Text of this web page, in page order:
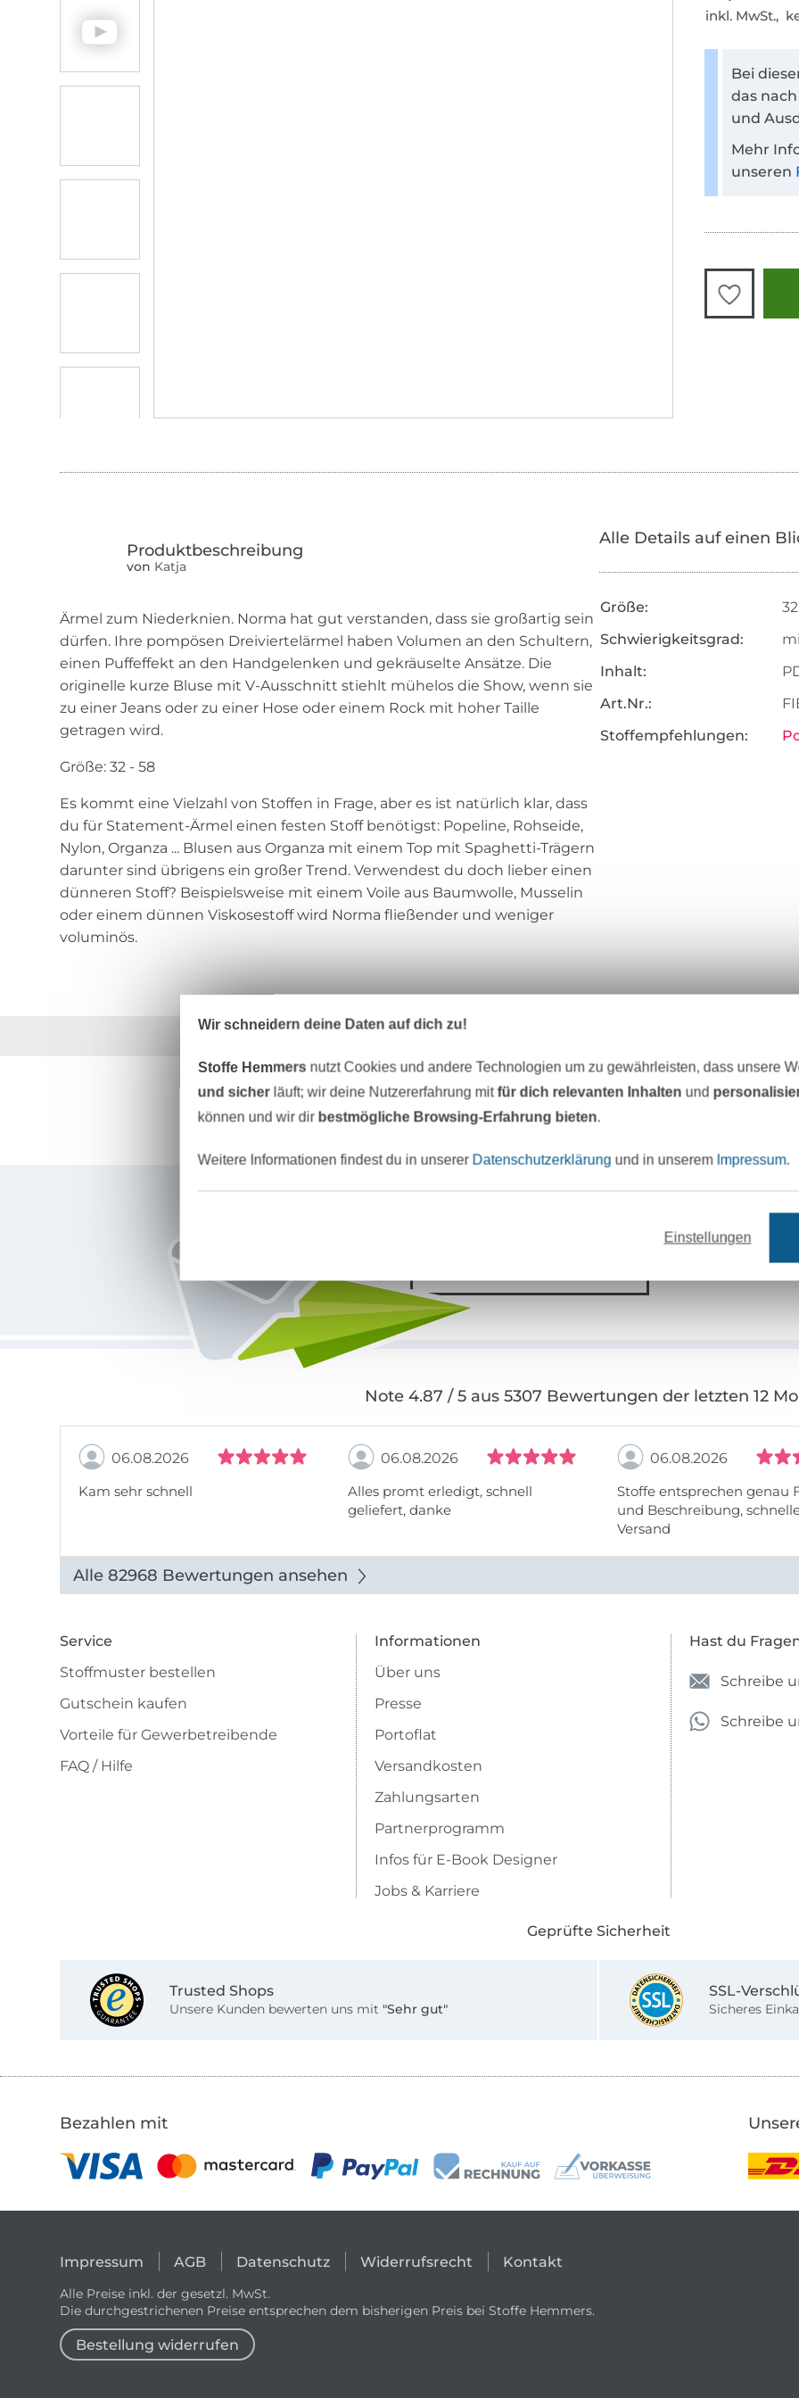
inkl. MwSt.,
Bei
das
und
Mehr
unseren
von Katja
Ärmel zum Niederknien. Norma hat gut verstanden, dass sie großartig sein
dürfen. Ihre pompösen Dreiviertelärmel haben Volumen an den Schultern,
einen Puffeffekt an den Handgelenken und gekräuselte Ansätze. Die
originelle kurze Bluse mit V-Ausschnitt stiehlt mühelos die Show, wenn sie
zu einer Jeans oder zu einer Hose oder einem Rock mit hoher Taille
getragen wird.
Größe: 32 - 58
Es kommt eine Vielzahl von Stoffen in Frage, aber es ist natürlich klar, dass
du für Statement-Ärmel einen festen Stoff benötigst: Popeline, Rohseide,
Nylon, Organza ... Blusen aus Organza mit einem Top mit Spaghetti-Trägern
darunter sind übrigens ein großer Trend. Verwendest du doch lieber einen
dünneren Stoff? Beispielsweise mit einem Voile aus Baumwolle, Musselin
oder einem dünnen Viskosestoff wird Norma fließender und weniger
voluminös.
Alle Details auf einen
Größe:
Schwierigkeitsgrad:
Inhalt:
Art.Nr.:
Stoffempfehlungen:
MÖCHTEST DU IMMER AUF DEM
Note 4.87 / 5 aus 5307 Bewertungen der letzten 12
06.08.2026
Kam sehr schnell
06.08.2026
Alles promt erledigt, schnell
geliefert, danke
06.08.2026
Stoffe entsprechen genau
und Beschreibung,
Versand
Alle 82968 Bewertungen ansehen
Service
Stoffmuster bestellen
Gutschein kaufen
Vorteile für Gewerbetreibende
FAQ / Hilfe
Informationen
Über uns
Presse
Portoflat
Versandkosten
Zahlungsarten
Partnerprogramm
Infos für E-Book Designer
Jobs & Karriere
Hast du
Schreibe
Schreibe
Geprüfte Sicherheit
Trusted Shops
Unsere Kunden bewerten uns mit "Sehr gut"
SSL-
Sicheres
Bezahlen mit
Impressum AGB Datenschutz Widerrufsrecht Kontakt
Alle Preise inkl. der gesetzl. MwSt.
Die durchgestrichenen Preise entsprechen dem bisherigen Preis bei Stoffe Hemmers.
Bestellung widerrufen
Wir schneidern deine Daten auf dich zu!
Stoffe Hemmers nutzt Cookies und andere Technologien um zu gewährleisten, dass unsere
und sicherläuft; wir deine Nutzererfahrung mitfür dich relevanten Inhalten und
können und wir dir bestmögliche Browsing-Erfahrung bieten.
Weitere Informationen findest du in unserer Datenschutzerklärung und in unserem Impressum.
Einstellungen